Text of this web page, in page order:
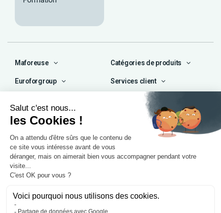
Maforeuse Catégories de produits
Euroforgroup Services client
contact@maforeuse.com
Siège social et atelier
Chassieu (69)
55 rue Ampère
91250 Tigery